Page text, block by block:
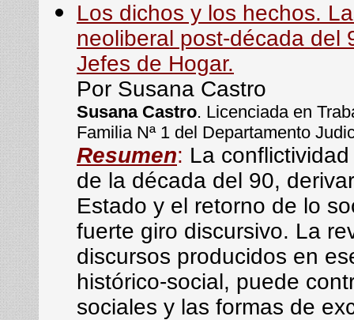
Los dichos y los hechos.
neoliberal post-década del
Jefes de Hogar.
Por Susana Castro
Susana Castro. Licenciada en
Familia Nª 1 del Departamento
Resumen: La
de la década del 90,
Estado y el retorno de lo
fuerte giro discursivo. La
discursos producidos en
histórico-social, puede
sociales y las formas de